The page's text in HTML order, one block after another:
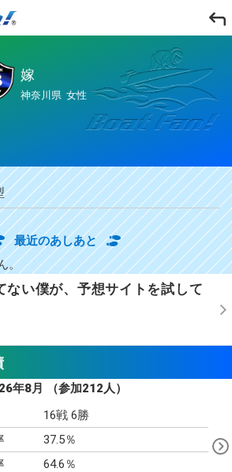
嫁
神奈川県 女性
最近のあしあと
。
ない僕が、予想サイトを試して
年8月 （参加212人）
16戦 6勝
37.5％
64.6％
Nex
t